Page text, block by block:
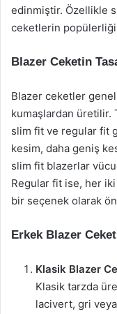
edinmiştir. Özellikle
ceketlerin
Blazer Ceketin
Blazer ceketler
kumaşlardan üretilir.
slim fit ve regular fit
kesim, daha geniş
slim fit blazerlar
Regular fit ise, her
bir seçenek olarak
Erkek Blazer
Klasik Blazer
Klasik tarzda
lacivert, gri